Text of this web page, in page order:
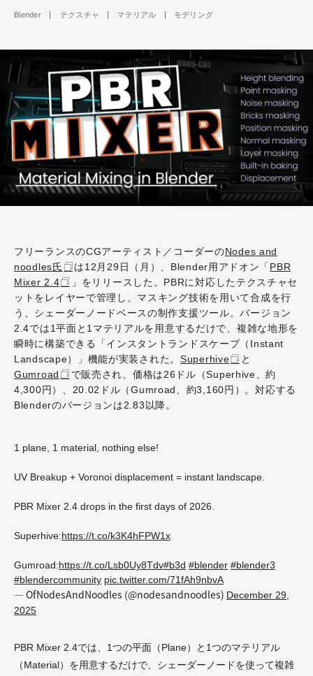
Blender テクスチャ マテリアル モデリング
フリーランスのCGアーティスト／コーダーのNodes and
noodles氏
は12月29日（月）、Blender用アドオン「 PBR
Mixer 2.4
」をリリースした。PBRに対応したテクスチャセ
ットをレイヤーで管理し、マスキング技術を用いて合成を行
う、シェーダーノードベースの制作支援ツール。バージョン
2.4では1平面と1マテリアルを用意するだけで、複雑な地形を
瞬時に構築できる「インスタントランドスケープ（Instant
Landscape）」機能が実装された。 Superhive
と
Gumroad
で販売され、価格は26ドル（Superhive、約
4,300円）、20.02ドル（Gumroad、約3,160円）。対応する
Blenderのバージョンは2.83以降。
1 plane, 1 material, nothing else!
UV Breakup + Voronoi displacement = instant landscape.
PBR Mixer 2.4 drops in the first days of 2026.
Superhive:https://t.co/k3K4hFPW1x
Gumroad:https://t.co/Lsb0Uy8Tdv#b3d #blender #blender3
#blendercommunity pic.twitter.com/71fAh9nbvA
— OfNodesAndNoodles (@nodesandnoodles) December 29,
2025
PBR Mixer 2.4では、1つの平面（Plane）と1つのマテリアル
（Material）を用意するだけで、シェーダーノードを使って複雑